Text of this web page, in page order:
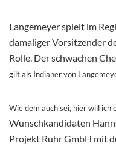
Langemeyer spielt im
damaliger Vorsitzender
Rolle. Der schwachen
gilt als Indianer von
Wie dem auch sei, hier will ich
Wunschkandidaten
Projekt Ruhr GmbH mit